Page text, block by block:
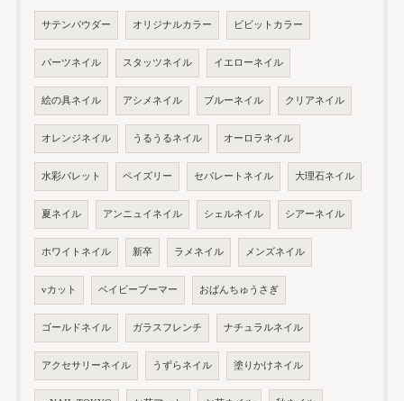
サテンパウダー オリジナルカラー ビビットカラー
パーツネイル スタッツネイル イエローネイル
絵の具ネイル アシメネイル ブルーネイル クリアネイル
オレンジネイル うるうるネイル オーロラネイル
水彩パレット ペイズリー セパレートネイル 大理石ネイル
夏ネイル アンニュイネイル シェルネイル シアーネイル
ホワイトネイル 新卒 ラメネイル メンズネイル
vカット ベイビーブーマー おぱんちゅうさぎ
ゴールドネイル ガラスフレンチ ナチュラルネイル
アクセサリーネイル うずらネイル 塗りかけネイル